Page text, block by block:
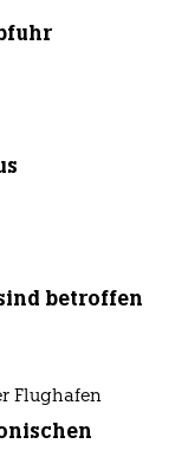
betroffen
Flughafen